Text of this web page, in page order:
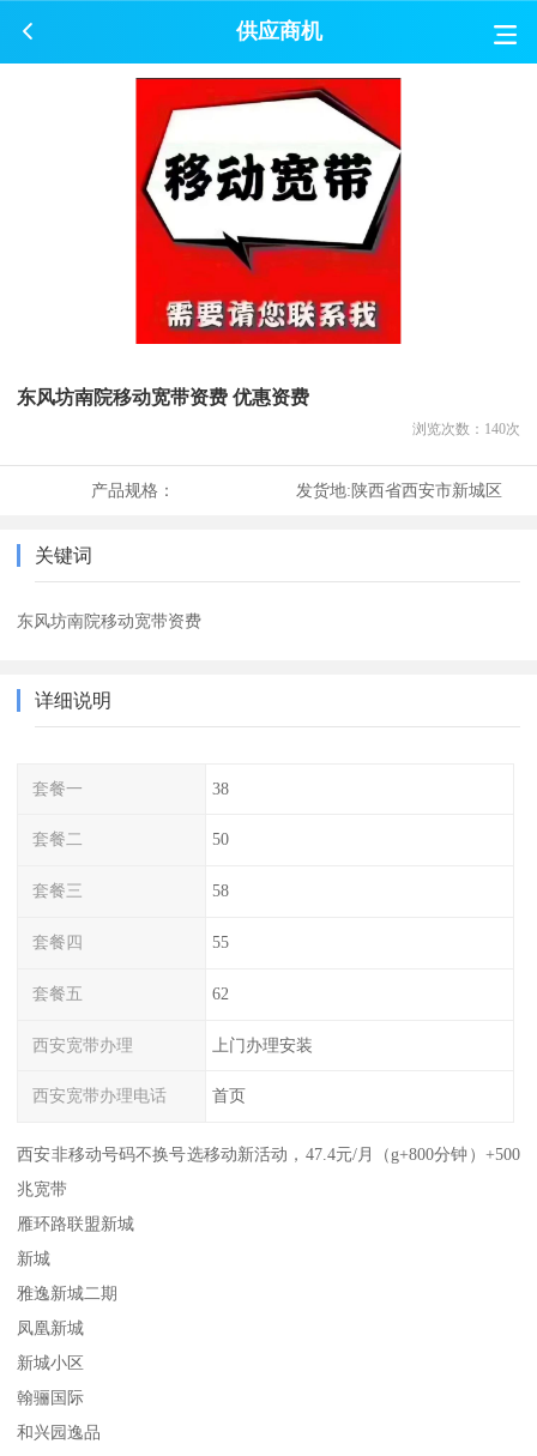
供应商机
东风坊南院移动宽带资费 优惠资费
浏览次数： 140次
产品规格： 发货地:陕西省西安市新城区
关键词
东风坊南院移动宽带资费
详细说明
套餐一 38
套餐二 50
套餐三 58
套餐四 55
套餐五 62
西安宽带办理 上门办理安装
西安宽带办理电话 首页
西安非移动号码不换号选移动新活动，47.4元/月（g+800分钟）+500
兆宽带
雁环路联盟新城
新城
雅逸新城二期
凤凰新城
新城小区
翰骊国际
和兴园逸品